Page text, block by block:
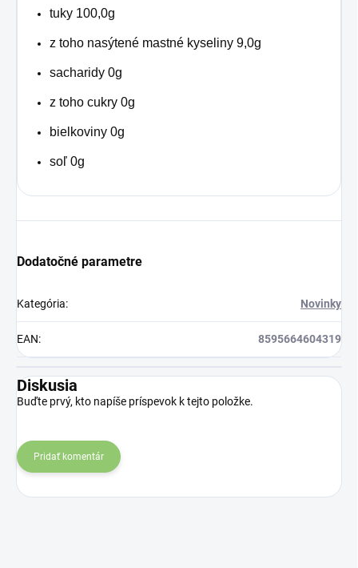
tuky 100,0g
z toho nasýtené mastné kyseliny 9,0g
sacharidy 0g
z toho cukry 0g
bielkoviny 0g
soľ 0g
Dodatočné parametre
Kategória: Novinky
EAN: 8595664604319
Diskusia
Buďte prvý, kto napíše príspevok k tejto položke.
Pridať komentár